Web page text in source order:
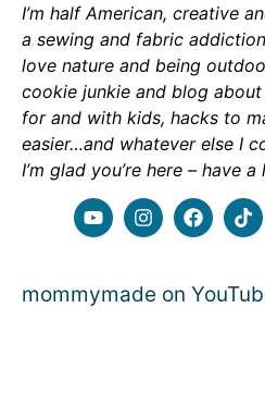
I’m half American, creative
a sewing and fabric
love nature and being
cookie junkie and blog
for and with kids, hacks to
easier…and whatever else I
I’m glad you’re here – have
mommymade on